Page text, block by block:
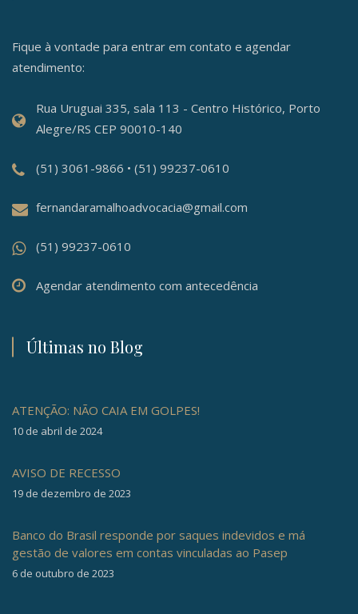
Fique à vontade para entrar em contato e agendar
atendimento:
Rua Uruguai 335, sala 113 - Centro Histórico, Porto
Alegre/RS CEP 90010-140
(51) 3061-9866 • (51) 99237-0610
fernandaramalhoadvocacia@gmail.com
(51) 99237-0610
Agendar atendimento com antecedência
Últimas no Blog
ATENÇÃO: NÃO CAIA EM GOLPES!
10 de abril de 2024
AVISO DE RECESSO
19 de dezembro de 2023
Banco do Brasil responde por saques indevidos e má
gestão de valores em contas vinculadas ao Pasep
6 de outubro de 2023